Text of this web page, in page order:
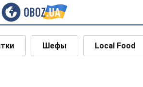
Шефы Local Food